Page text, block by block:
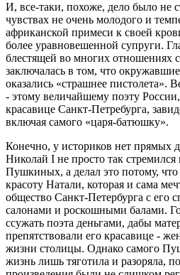
И, все-таки, похоже, дело было не
чувствах не очень молодого и
африканской примеси к своей
более уравновешенной супруги.
блестящей во многих отношениях
заключалась в том, что
оказались «страшнее пистолета».
- этому величайшему поэту
красавице Санкт-Петребурга,
включая самого «царя-батюшку».
Конечно, у историков нет прямых
Николай I не просто так стремился
Пушкиных, а делал это потому,
красоту Натали, которая и сама
общество Санкт-Петербурга с его
салонами и роскошными балами.
ссужать поэта деньгами, дабы
препятствовали его красавице -
жизни столицы. Однако самого
жизнь лишь тяготила и разоряла,